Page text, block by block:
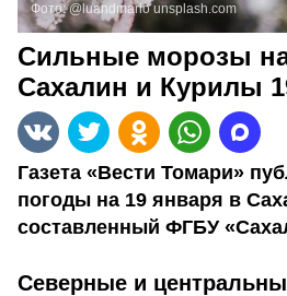
Фото:@luandmario unsplash.com
Сильные морозы
Сахалин и Курилы
Газета «Вести Томари»
погоды на 19 января в
составленный ФГБУ
Северные и